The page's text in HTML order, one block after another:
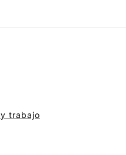
trabajo